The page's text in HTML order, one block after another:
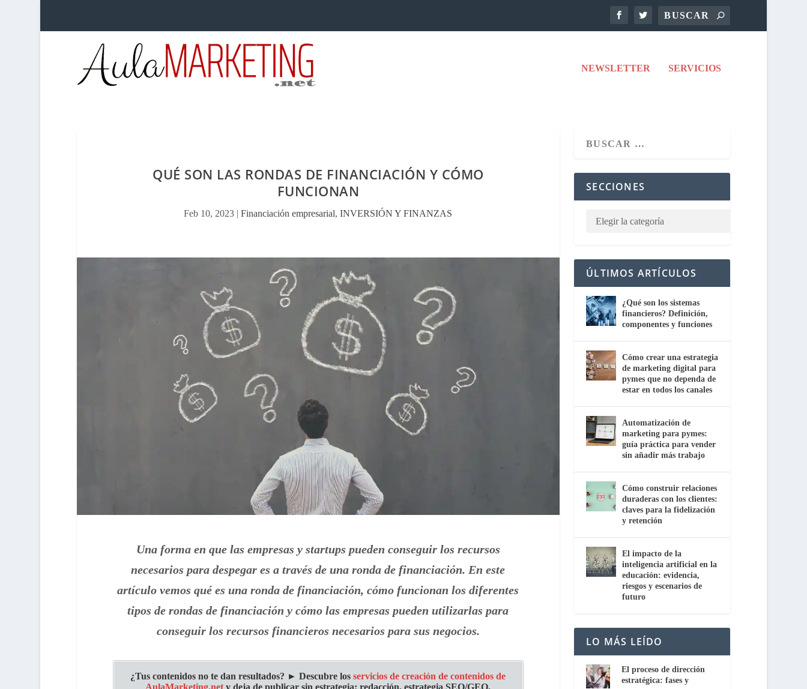
NEWSLETTER SERVICIOS
QUÉ SON LAS RONDAS DE FINANCIACIÓN Y CÓMO
FUNCIONAN
Feb 10, 2023 |Financiación empresarial,INVERSIÓN Y FINANZAS
Una forma en que las empresas y startups pueden conseguir los recursos
necesarios para despegar es a través de una ronda de financiación. En este
artículo vemos qué es una ronda de financiación, cómo funcionan los diferentes
tipos de rondas de financiación y cómo las empresas pueden utilizarlas para
conseguir los recursos financieros necesarios para sus negocios.
¿Tus contenidos no te dan resultados? ► Descubre losservicios de creación de contenidos de
AulaMarketing.net y deja de publicar sin estrategia: redacción, estrategia SEO/GEO,
SECCIONES
ÚLTIMOS ARTÍCULOS
¿Qué son los sistemas
financieros? Definición,
componentes y funciones
Cómo crear una estrategia
de marketing digital para
pymes que no dependa de
estar en todos los canales
Automatización de
marketing para pymes:
guía práctica para vender
sin añadir más trabajo
Cómo construir relaciones
duraderas con los clientes:
claves para la fidelización
y retención
El impacto de la
inteligencia artificial en la
educación: evidencia,
riesgos y escenarios de
futuro
LO MÁS LEÍDO
El proceso de dirección
estratégica: fases y